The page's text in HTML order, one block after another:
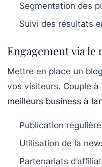
Segmentation des
Suivi des résultats
Engagement via
Mettre en place un
vos visiteurs. Couplé
meilleurs business à
Publication
Utilisation de la
Partenariats